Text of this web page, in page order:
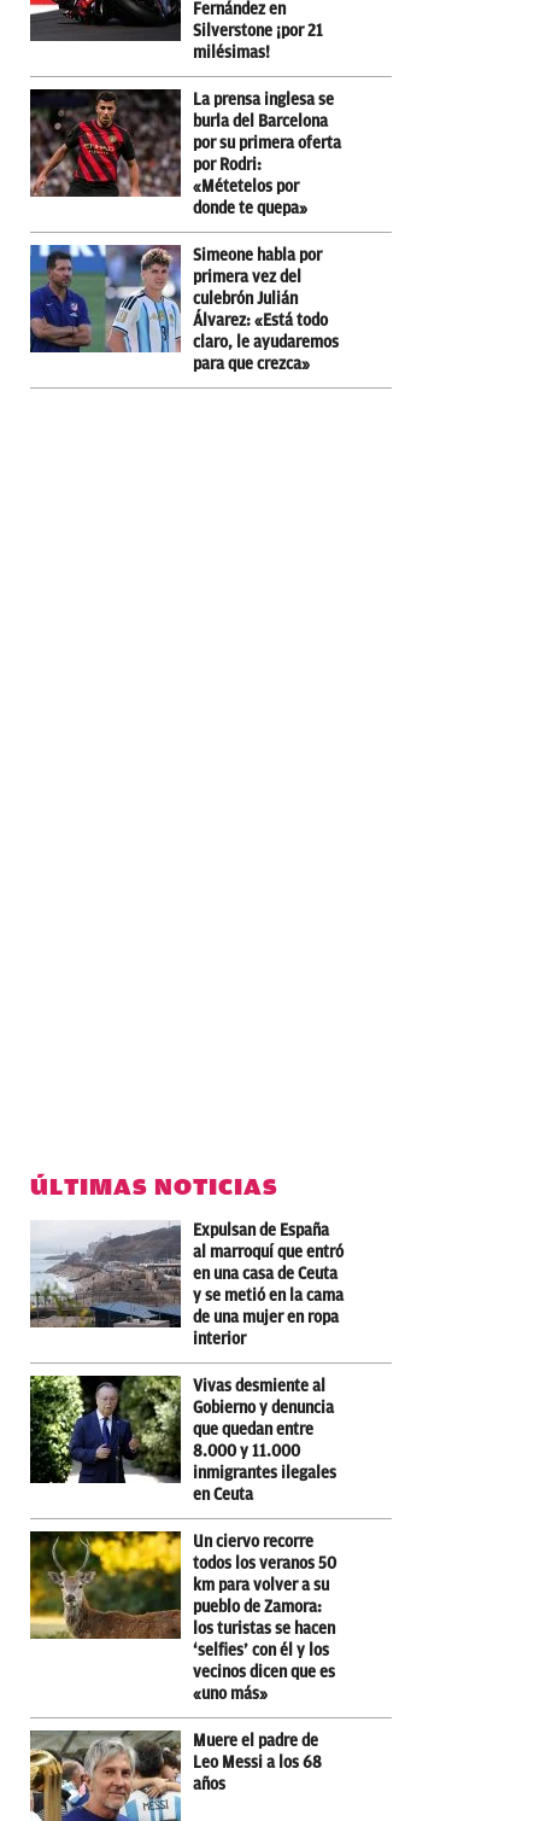
Fernández en
Silverstone ¡por 21
milésimas!
La prensa inglesa se
burla del Barcelona
por su primera oferta
por Rodri:
«Métetelos por
donde te quepa»
Simeone habla por
primera vez del
culebrón Julián
Álvarez: «Está todo
claro, le ayudaremos
para que crezca»
ÚLTIMAS NOTICIAS
Expulsan de España
al marroquí que entró
en una casa de Ceuta
y se metió en la cama
de una mujer en ropa
interior
Vivas desmiente al
Gobierno y denuncia
que quedan entre
8.000 y 11.000
inmigrantes ilegales
en Ceuta
Un ciervo recorre
todos los veranos 50
km para volver a su
pueblo de Zamora:
los turistas se hacen
‘selfies’ con él y los
vecinos dicen que es
«uno más»
Muere el padre de
Leo Messi a los 68
años